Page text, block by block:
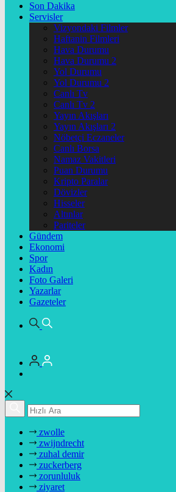
Son Dakika
Servisler
Vizyondaki Filmler
Haftanin Filmleri
Hava Durumu
Hava Durumu 2
Yol Durumu
Yol Durumu 2
Canlı Tv
Canlı Tv 2
Yayın Akışları
Yayın Akışları 2
Nöbetçi Eczaneler
Canlı Borsa
Namaz Vakitleri
Puan Durumu
Kripto Paralar
Dövizler
Hisseler
Altınlar
Pariteler
Gündem
Ekonomi
Spor
Kadın
Foto Galeri
Yazarlar
Gazeteler
zwolle
zwijndrecht
zuhal demir
zuckerberg
zorunluluk
ziyaret